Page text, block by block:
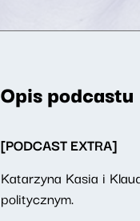
Opis podcastu
[PODCAST EXTRA]
Katarzyna Kasia i
politycznym.